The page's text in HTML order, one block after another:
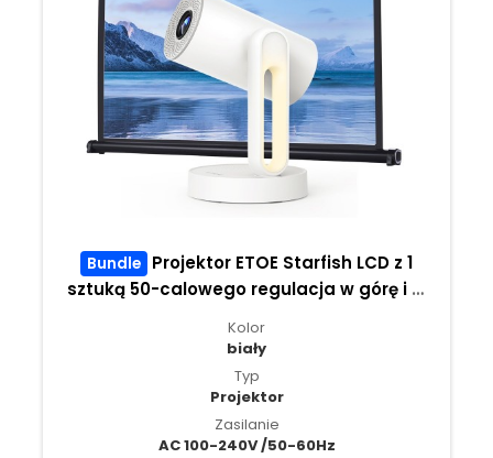
Bundle
sztuką 50-calowego regulacja w górę i w
Kolor
biały
Typ
Projektor
Zasilanie
AC 100-240V /50-60Hz